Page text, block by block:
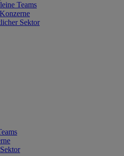
Teams
Sektor